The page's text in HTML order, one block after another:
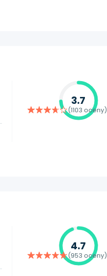
3.7
(1103 oceny)
4.7
(953 oceny)